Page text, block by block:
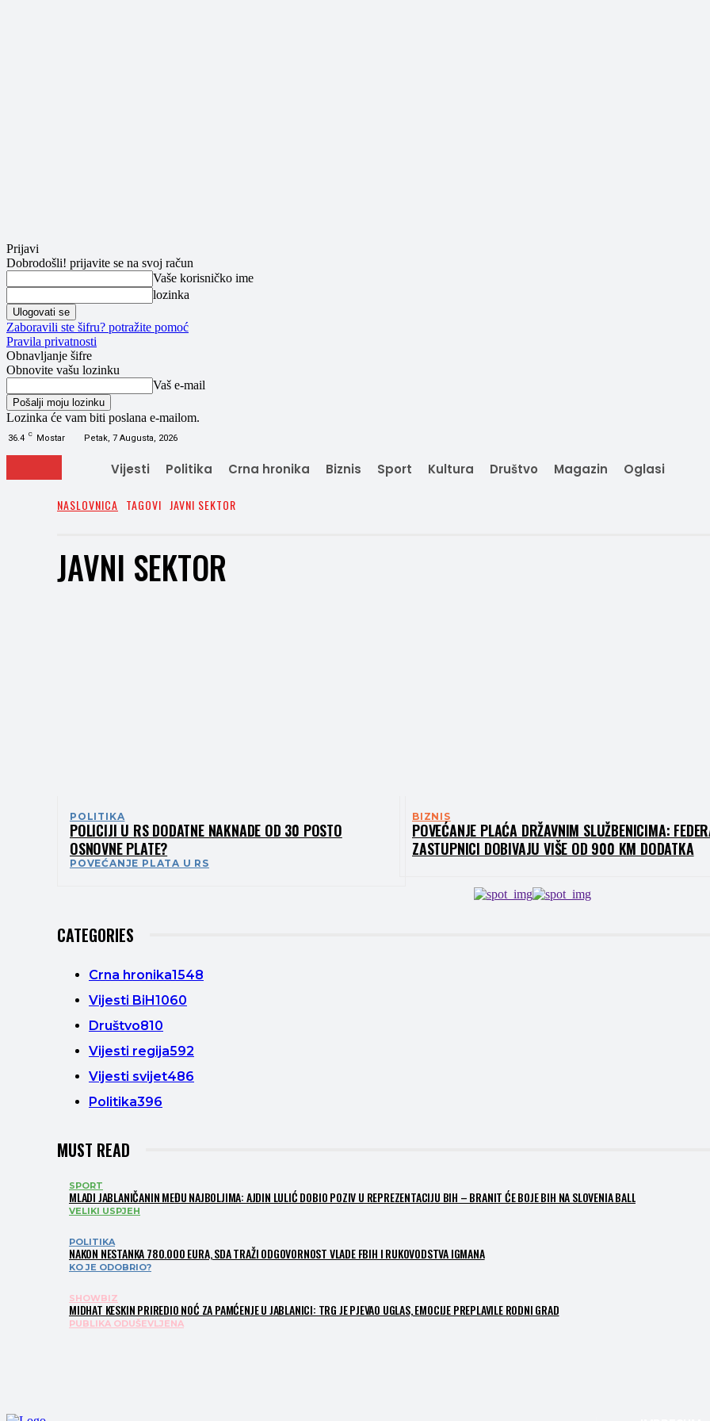
Prijavi
Dobrodošli! prijavite se na svoj račun
Vaše korisničko ime
lozinka
Zaboravili ste šifru? potražite pomoć
Pravila privatnosti
Obnavljanje šifre
Obnovite vašu lozinku
Vaš e-mail
Lozinka će vam biti poslana e-mailom.
36.4 C Mostar Petak, 7 Augusta, 2026
Vijesti Politika Crna hronika Biznis Sport Kultura Društvo Magazin Oglasi
NASLOVNICA TAGOVI JAVNI SEKTOR
JAVNI SEKTOR
POLITIKA
POLICIJI U RS DODATNE NAKNADE OD 30 POSTO
OSNOVNE PLATE?
POVEĆANJE PLATA U RS
BIZNIS
POVEĆANJE PLAĆA DRŽAVNIM SLUŽBENICIMA:
ZASTUPNICI DOBIVAJU VIŠE OD 900 KM DODATKA
CATEGORIES
Crna hronika1548
Vijesti BiH1060
Društvo810
Vijesti regija592
Vijesti svijet486
Politika396
MUST READ
SPORT
MLADI JABLANIČANIN MEĐU NAJBOLJIMA: AJDIN LULIĆ DOBIO POZIV U REPREZENTACIJU BIH – BRANIT ĆE BOJE BIH NA SLOVENIA BALL
VELIKI USPJEH
POLITIKA
NAKON NESTANKA 780.000 EURA, SDA TRAŽI ODGOVORNOST VLADE FBIH I RUKOVODSTVA IGMANA
KO JE ODOBRIO?
SHOWBIZ
MIDHAT KESKIN PRIREDIO NOĆ ZA PAMĆENJE U JABLANICI: TRG JE PJEVAO UGLAS, EMOCIJE PREPLAVILE RODNI GRAD
PUBLIKA ODUŠEVLJENA